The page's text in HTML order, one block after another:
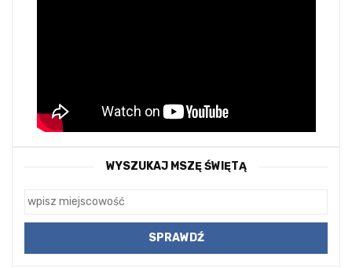
WYSZUKAJ MSZĘ ŚWIĘTĄ